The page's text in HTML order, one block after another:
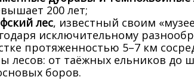
200 лет;
лес, известный своим
исключительному
протяженностью 5–7 км
лесов: от таёжных ельников до
боров.